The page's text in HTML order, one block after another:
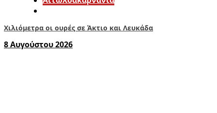
Χιλιόμετρα οι ουρές σε Άκτιο και Λευκάδα
8 Αυγούστου 2026